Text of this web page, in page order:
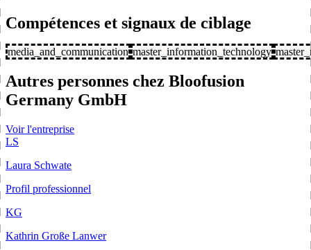
Compétences et signaux de ciblage
media_and_communication master_information_technology
Autres personnes chez Bloofusion
Germany GmbH
Voir l'entreprise
LS
Laura Schwate
Profil professionnel
KG
Kathrin Große Lanwer